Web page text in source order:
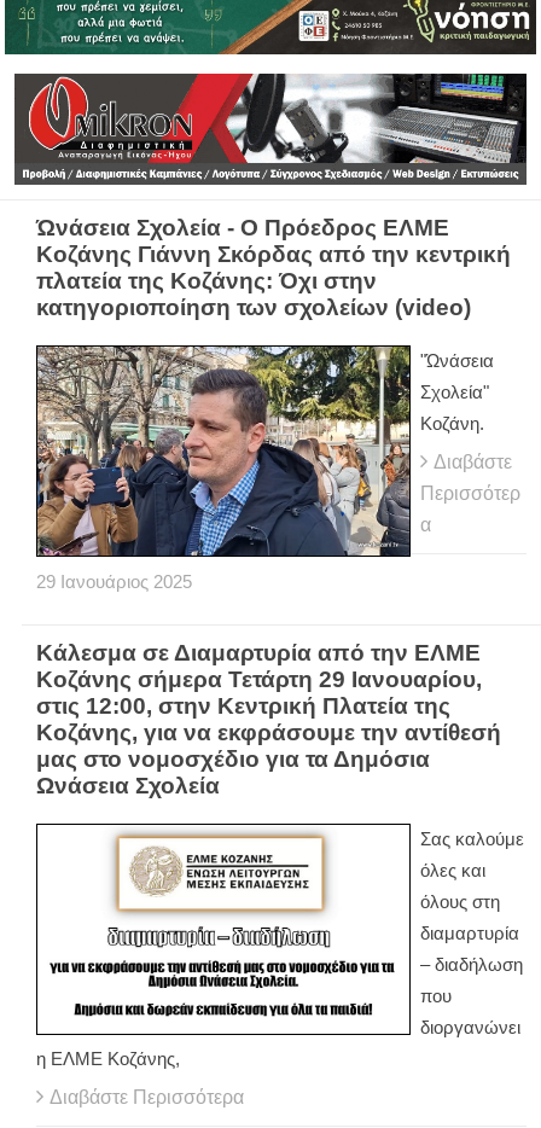
Ώνάσεια Σχολεία - Ο Πρόεδρος ΕΛΜΕ
Κοζάνης Γιάννη Σκόρδας από την κεντρική
πλατεία της Κοζάνης: Όχι στην
κατηγοριοποίηση των σχολείων (video)
"Ώνάσεια
Σχολεία"
Κοζάνη.
Διαβάστε
Περισσότερ
α
29 Ιανουάριος 2025
Κάλεσμα σε Διαμαρτυρία από την ΕΛΜΕ
Κοζάνης σήμερα Τετάρτη 29 Ιανουαρίου,
στις 12:00, στην Κεντρική Πλατεία της
Κοζάνης, για να εκφράσουμε την αντίθεσή
μας στο νομοσχέδιο για τα Δημόσια
Ωνάσεια Σχολεία
Σας καλούμε
όλες και
όλους στη
διαμαρτυρία
– διαδήλωση
που
διοργανώνει
η ΕΛΜΕ Κοζάνης,
Διαβάστε Περισσότερα